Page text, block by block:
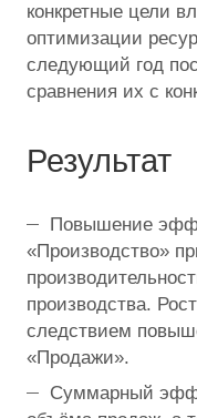
конкретные цели
оптимизации
следующий год
сравнения их с
Результат
Повышение
«Производство»
производства.
следствием
«Продажи».
Суммарный